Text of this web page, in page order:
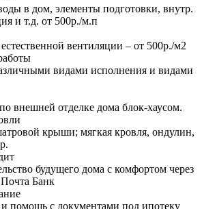
в дом, элементы подготовки, внутр.
и т.д. от 500р./м.п
вентиляции – от 500р./м2
видами исполнения и видами
внешней отделке дома блок-хаусом.
крыши; мягкая кровля, ондулин,
будущего дома с комфортом через
Банк
и помощь с документами под ипотеку